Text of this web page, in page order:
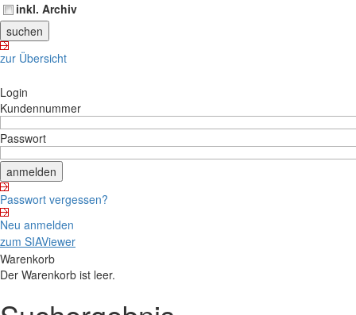
inkl. Archiv
zur Übersicht
Login
Kundennummer
Passwort
Passwort vergessen?
Neu anmelden
zum SIAViewer
Warenkorb
Der Warenkorb ist leer.